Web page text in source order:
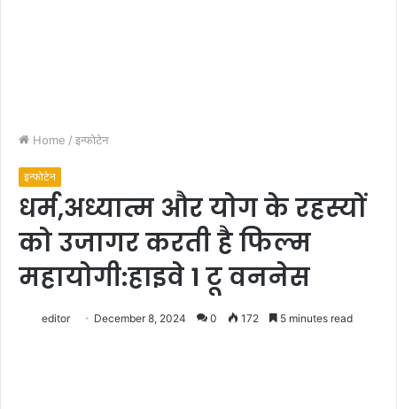
Home / इन्फोटेन
इन्फोटेन
धर्म,अध्यात्म और योग के रहस्यों
को उजागर करती है फिल्म
महायोगी:हाइवे 1 टू वननेस
editor December 8, 2024 0 172 5 minutes read